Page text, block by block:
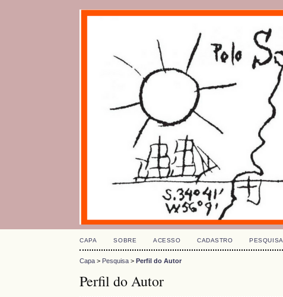
CAPA SOBRE ACESSO CADASTRO PESQUISA
Capa > Pesquisa >Perfil do Autor
Perfil do Autor